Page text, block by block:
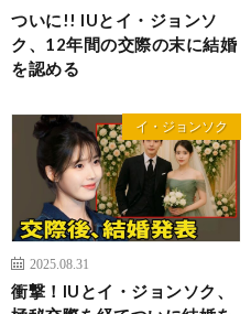
ついに!! IUとイ・ジョンソ
ク、12年間の交際の末に結婚
を認める
イ・ジョンソク
2025.08.31
衝撃！IUとイ・ジョンソク、